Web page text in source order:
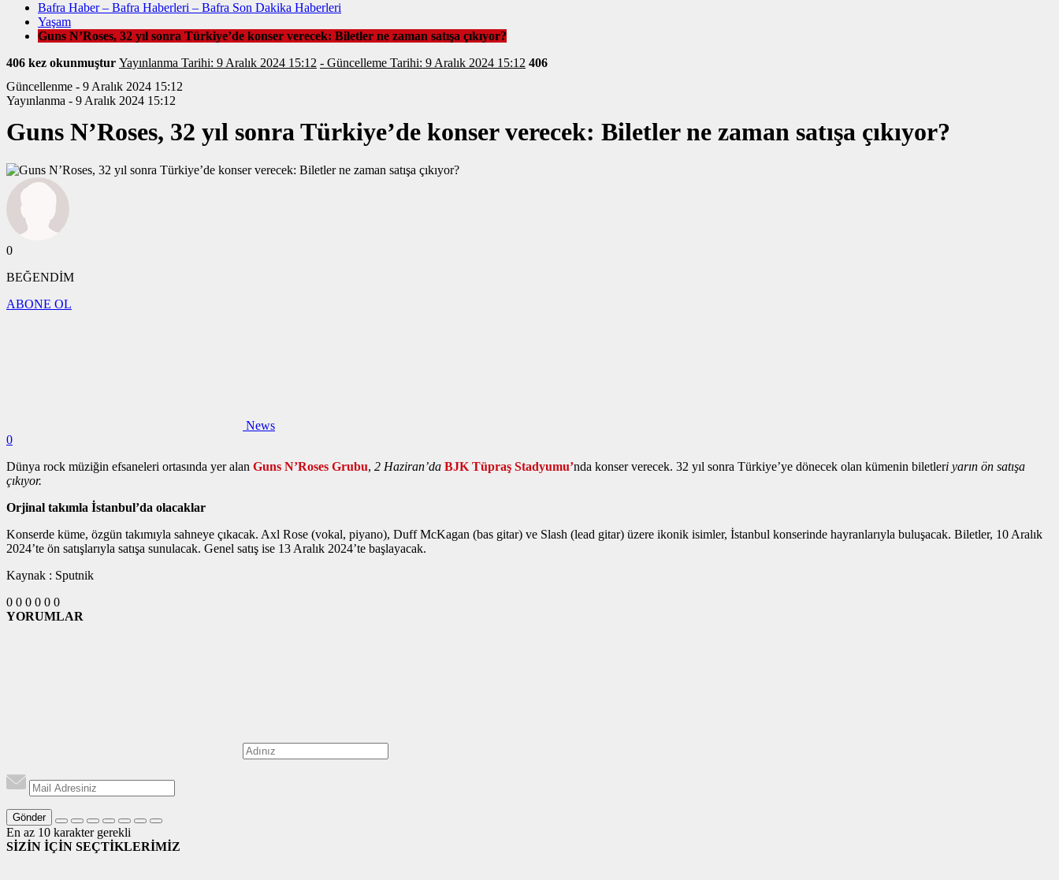
Bafra Haber – Bafra Haberleri – Bafra Son Dakika Haberleri
Yaşam
Guns N’Roses, 32 yıl sonra Türkiye’de konser verecek: Biletler ne zaman satışa çıkıyor?
406 kez okunmuştur Yayınlanma Tarihi: 9 Aralık 2024 15:12 - Güncelleme Tarihi: 9 Aralık 2024 15:12 406
Güncellenme - 9 Aralık 2024 15:12
Yayınlanma - 9 Aralık 2024 15:12
Guns N’Roses, 32 yıl sonra Türkiye’de konser verecek: Biletler ne zaman satışa çıkıyor?
0
BEĞENDİM
ABONE OL
News
0
Dünya rock müziğin efsaneleri ortasında yer alan Guns N’Roses Grubu, 2 Haziran’da BJK Tüpraş Stadyumu’nda konser verecek. 32 yıl sonra Türkiye’ye dönecek olan kümenin biletleri yarın ön satışa
çıkıyor.
Orjinal takımla İstanbul’da olacaklar
Konserde küme, özgün takımıyla sahneye çıkacak. Axl Rose (vokal, piyano), Duff McKagan (bas gitar) ve Slash (lead gitar) üzere ikonik isimler, İstanbul konserinde hayranlarıyla buluşacak. Biletler, 10 Aralık
2024’te ön satışlarıyla satışa sunulacak. Genel satış ise 13 Aralık 2024’te başlayacak.
Kaynak : Sputnik
0 0 0 0 0 0
YORUMLAR
Gönder
En az 10 karakter gerekli
SİZİN İÇİN SEÇTİKLERİMİZ